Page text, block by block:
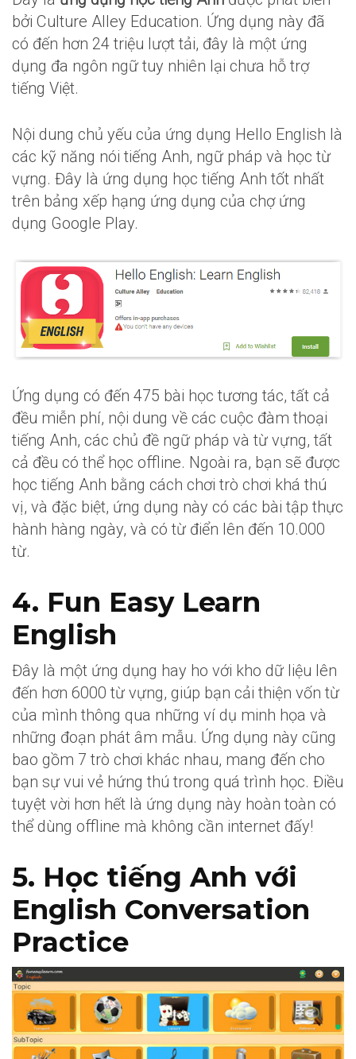
bởi Culture Alley Education. Ứng dụng này đã
có đến hơn 24 triệu lượt tải, đây là một ứng
dụng đa ngôn ngữ tuy nhiên lại chưa hỗ trợ
tiếng Việt.
Nội dung chủ yếu của ứng dụng Hello English là
các kỹ năng nói tiếng Anh, ngữ pháp và học từ
vựng. Đây là ứng dụng học tiếng Anh tốt nhất
trên bảng xếp hạng ứng dụng của chợ ứng
dụng Google Play.
Ứng dụng có đến 475 bài học tương tác, tất cả
đều miễn phí, nội dung về các cuộc đàm thoại
tiếng Anh, các chủ đề ngữ pháp và từ vựng, tất
cả đều có thể học offline. Ngoài ra, bạn sẽ được
học tiếng Anh bằng cách chơi trò chơi khá thú
vị, và đặc biệt, ứng dụng này có các bài tập thực
hành hàng ngày, và có từ điển lên đến 10.000
từ.
4. Fun Easy Learn
English
Đây là một ứng dụng hay ho với kho dữ liệu lên
đến hơn 6000 từ vựng, giúp bạn cải thiện vốn từ
của mình thông qua những ví dụ minh họa và
những đoạn phát âm mẫu. Ứng dụng này cũng
bao gồm 7 trò chơi khác nhau, mang đến cho
bạn sự vui vẻ hứng thú trong quá trình học. Điều
tuyệt vời hơn hết là ứng dụng này hoàn toàn có
thể dùng offline mà không cần internet đấy!
5. Học tiếng Anh với
English Conversation
Practice